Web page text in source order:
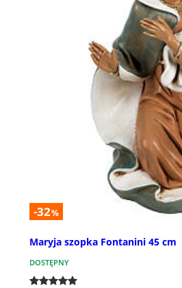
-32%
Maryja szopka Fontanini 45 cm
DOSTĘPNY